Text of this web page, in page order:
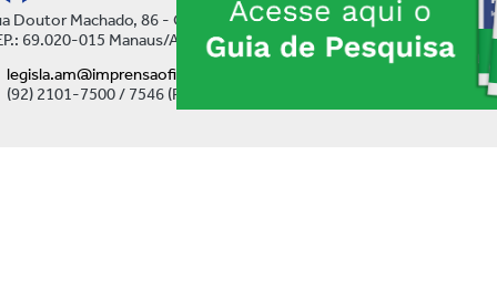
Doutor Machado, 86 - Centro
69.020-015 Manaus/AM
legisla.am@imprensaoficial.am.gov.br
(92) 2101-7500 / 7546 (Ramal)